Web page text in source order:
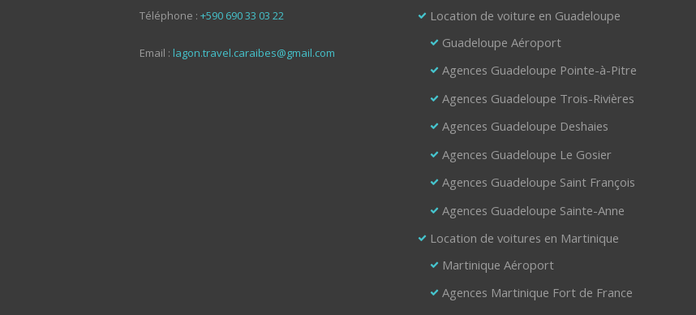
Téléphone : +590 690 33 03 22
Email : lagon.travel.caraibes@gmail.com
Location de voiture en Guadeloupe
Guadeloupe Aéroport
Agences Guadeloupe Pointe-à-Pitre
Agences Guadeloupe Trois-Rivières
Agences Guadeloupe Deshaies
Agences Guadeloupe Le Gosier
Agences Guadeloupe Saint François
Agences Guadeloupe Sainte-Anne
Location de voitures en Martinique
Martinique Aéroport
Agences Martinique Fort de France